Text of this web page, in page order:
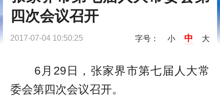
四次会议召开
2017-07-04 10:50:25 字号： 小 中 大
6月29日，张家界市第七届人大常
委会第四次会议召开。